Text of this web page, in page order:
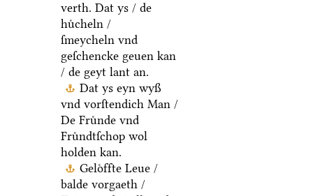
verth. Dat ys / de
huͤcheln /
ſmeycheln vnd
geſchencke geuen kan
/ de geyt lant an.
Dat ys eyn wyß
vnd vorſtendich Man /
De Fruͤnde vnd
Fruͤndtſchop wol
holden kan.
Geloͤffte Leue /
balde vorgaeth /